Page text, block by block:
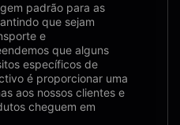
padrão para as
que sejam
e
que alguns
específicos de
é proporcionar uma
aos nossos clientes e
cheguem em